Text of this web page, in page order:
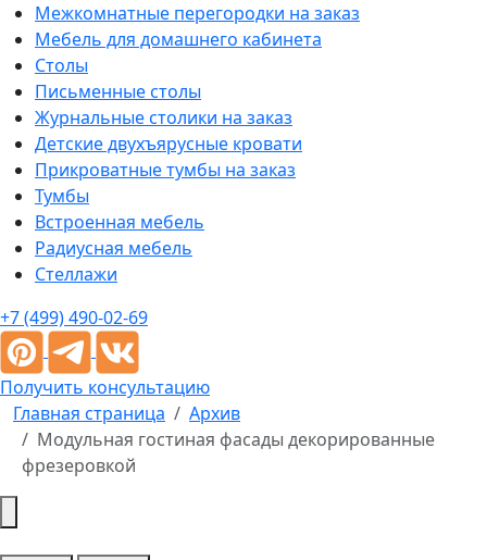
Межкомнатные перегородки на заказ
Мебель для домашнего кабинета
Столы
Письменные столы
Журнальные столики на заказ
Детские двухъярусные кровати
Прикроватные тумбы на заказ
Тумбы
Встроенная мебель
Радиусная мебель
Стеллажи
+7 (499) 490-02-69
Получить консультацию
Главная страница
Архив
Модульная гостиная фасады декорированные
фрезеровкой